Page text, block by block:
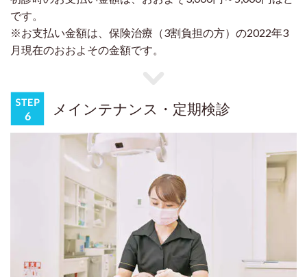
です。
※お支払い金額は、保険治療（3割負担の方）の2022年3
月現在のおおよその金額です。
メインテナンス・定期検診